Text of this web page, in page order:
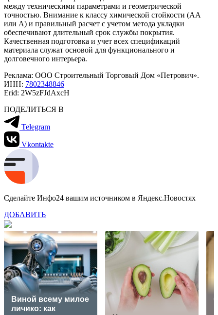
между техническими параметрами и геометрической
точностью. Внимание к классу химической стойкости (AA
или A) и правильный расчет с учетом метода укладки
обеспечивают длительный срок службы покрытия.
Качественная подготовка и учет всех спецификаций
материала служат основой для функционального и
долговечного интерьера.
Реклама: ООО Строительный Торговый Дом «Петрович».
ИНН: 7802348846
Erid: 2W5zFJdAxcH
ПОДЕЛИТЬСЯ В
Telegram
Vkontakte
Сделайте Инфо24 вашим источником в Яндекс.Новостях
ДОБАВИТЬ
Виной всему милое
личико: как